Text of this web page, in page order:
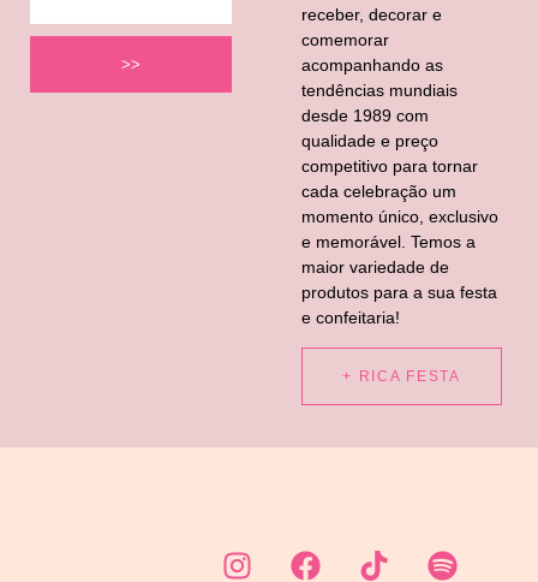
>>
receber, decorar e
comemorar
acompanhando as
tendências mundiais
desde 1989 com
qualidade e preço
competitivo para tornar
cada celebração um
momento único, exclusivo
e memorável. Temos a
maior variedade de
produtos para a sua festa
e confeitaria!
+ RICA FESTA